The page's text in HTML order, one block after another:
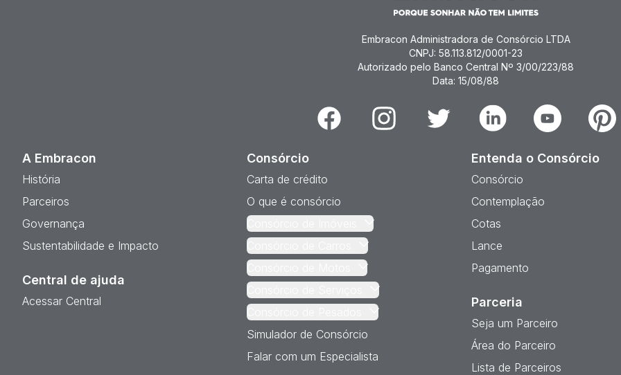
Embracon Administradora de Consórcio LTDA
CNPJ: 58.113.812/0001-23
Autorizado pelo Banco Central Nº 3/00/223/88
Data: 15/08/88
Facebook Instagram Twitter Linkedin Youtube
A Embracon
História
Parceiros
Governança
Sustentabilidade e Impacto
Central de ajuda
Acessar Central
Consórcio
Carta de crédito
O que é consórcio
Simulador de Consórcio
Falar com um Especialista
Entenda o Consórcio
Consórcio
Contemplação
Cotas
Lance
Pagamento
Parceria
Seja um Parceiro
Área do Parceiro
Lista de Parceiros